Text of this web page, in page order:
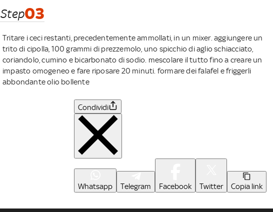
Step03
Tritare i ceci restanti, precedentemente ammollati, in un mixer. aggiungere un
trito di cipolla, 100 grammi di prezzemolo, uno spicchio di aglio schiacciato,
coriandolo, cumino e bicarbonato di sodio. mescolare il tutto fino a creare un
impasto omogeneo e fare riposare 20 minuti. formare dei falafel e friggerli
abbondante olio bollente
Condividi
Whatsapp Telegram Facebook Twitter Copia link